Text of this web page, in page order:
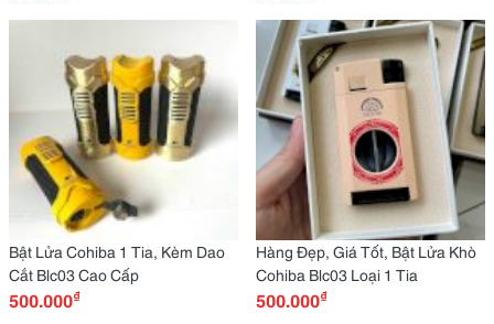
Bật Lửa Cohiba 1 Tia, Kèm Dao
Cắt Blc03 Cao Cấp
500.000₫
Hàng Đẹp, Giá Tốt, Bật Lửa Khò
Cohiba Blc03 Loại 1 Tia
500.000₫